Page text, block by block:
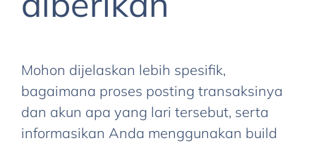
Mohon dijelaskan lebih spesifik,
bagaimana proses posting transaksinya
dan akun apa yang lari tersebut, serta
informasikan Anda menggunakan build
pertanyaan
sebelumnya,
ada
hal
lagi